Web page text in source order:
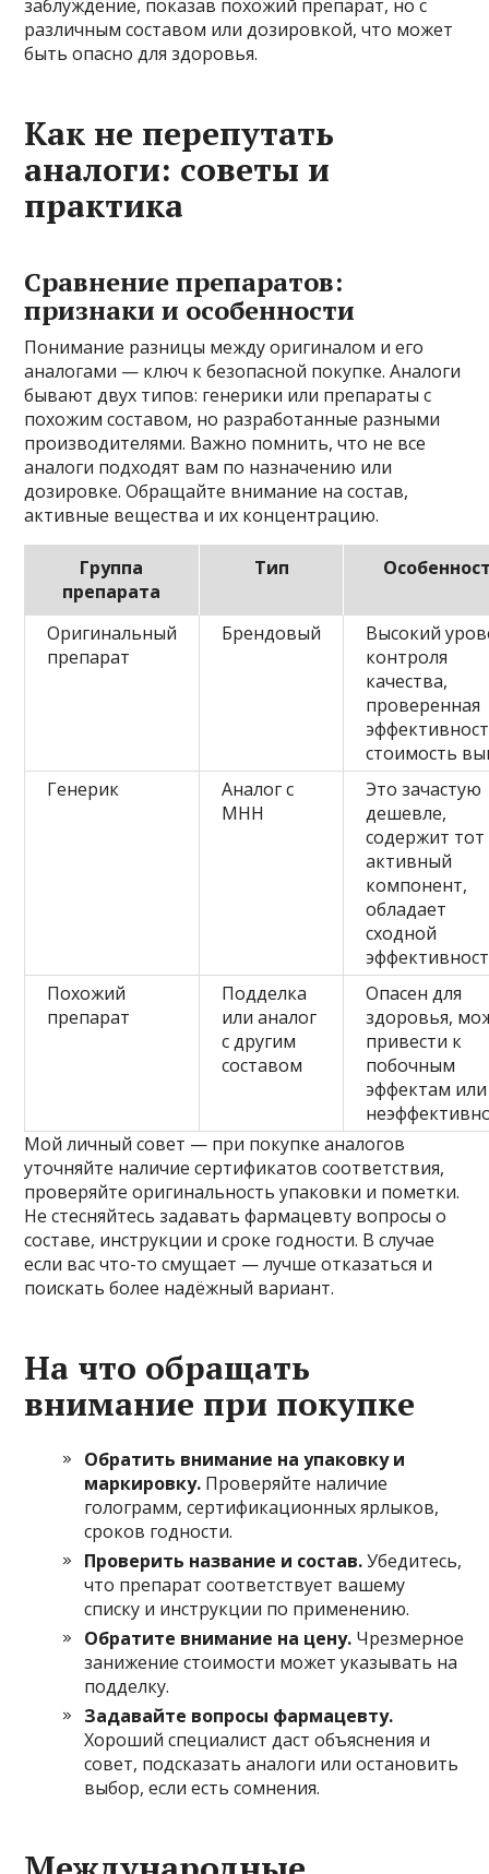
заблуждение, показав похожий препарат, но с
различным составом или дозировкой, что может
быть опасно для здоровья.
Как не перепутать
аналоги: советы и
практика
Сравнение препаратов:
признаки и особенности
Понимание разницы между оригиналом и его
аналогами — ключ к безопасной покупке. Аналоги
бывают двух типов: генерики или препараты с
похожим составом, но разработанные разными
производителями. Важно помнить, что не все
аналоги подходят вам по назначению или
дозировке. Обращайте внимание на состав,
активные вещества и их концентрацию.
Группа
препарата
Тип
Оригинальный
препарат
Брендовый
Высокий
контроля
качества,
проверенная
стоимость
Генерик
Аналог с
МНН
Это зачастую
дешевле,
содержит
активный
компонент,
обладает
сходной
Похожий
препарат
Подделка
или аналог
с другим
составом
Опасен для
здоровья,
привести к
побочным
эффектам или
Мой личный совет — при покупке аналогов
уточняйте наличие сертификатов соответствия,
проверяйте оригинальность упаковки и пометки.
Не стесняйтесь задавать фармацевту вопросы о
составе, инструкции и сроке годности. В случае
если вас что-то смущает — лучше отказаться и
поискать более надёжный вариант.
На что обращать
внимание при покупке
Обратить внимание на упаковку и
маркировку. Проверяйте наличие
голограмм, сертификационных ярлыков,
сроков годности.
Проверить название и состав.Убедитесь,
что препарат соответствует вашему
списку и инструкции по применению.
Обратите внимание на цену. Чрезмерное
занижение стоимости может указывать на
подделку.
Задавайте вопросы фармацевту.
Хороший специалист даст объяснения и
совет, подсказать аналоги или остановить
выбор, если есть сомнения.